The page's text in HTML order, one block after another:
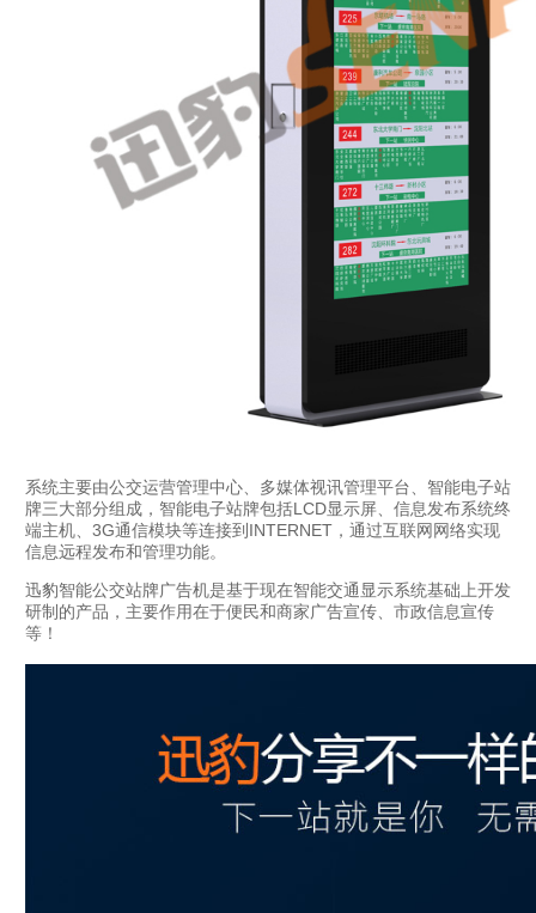
系统主要由公交运营管理中心、多媒体视讯管理平台、智能电子站
牌三大部分组成，智能电子站牌包括LCD显示屏、信息发布系统终
端主机、3G通信模块等连接到INTERNET，通过互联网网络实现
信息远程发布和管理功能。
迅豹智能公交站牌广告机是基于现在智能交通显示系统基础上开发
研制的产品，主要作用在于便民和商家广告宣传、市政信息宣传
等！